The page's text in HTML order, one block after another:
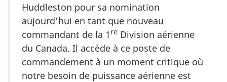
Huddleston pour sa nomination
aujourd’hui en tant que nouveau
commandant de la 1 re Division aérienne
du Canada. Il accède à ce poste de
commandement à un moment critique où
notre besoin de puissance aérienne est